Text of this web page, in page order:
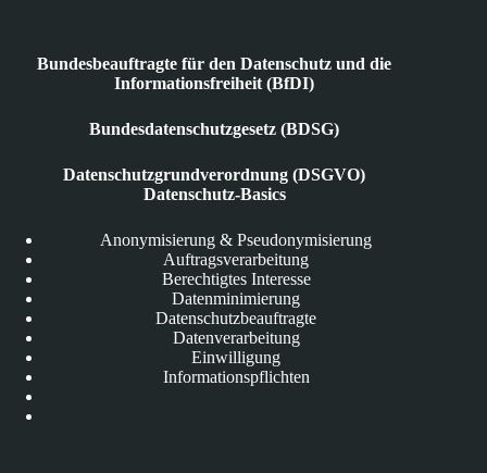
Bundesbeauftragte für den Datenschutz und die
Informationsfreiheit (BfDI)
Bundesdatenschutzgesetz (BDSG)
Datenschutzgrundverordnung (DSGVO)
Datenschutz-Basics
Anonymisierung & Pseudonymisierung
Auftragsverarbeitung
Berechtigtes Interesse
Datenminimierung
Datenschutzbeauftragte
Datenverarbeitung
Einwilligung
Informationspflichten